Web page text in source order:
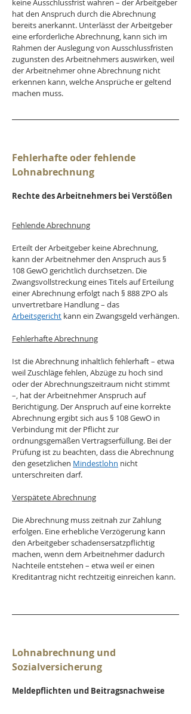
keine Ausschlussfrist wahren – der Arbeitgeber
hat den Anspruch durch die Abrechnung
bereits anerkannt. Unterlässt der Arbeitgeber
eine erforderliche Abrechnung, kann sich im
Rahmen der Auslegung von Ausschlussfristen
zugunsten des Arbeitnehmers auswirken, weil
der Arbeitnehmer ohne Abrechnung nicht
erkennen kann, welche Ansprüche er geltend
machen muss.
Fehlerhafte oder fehlende
Lohnabrechnung
Rechte des Arbeitnehmers bei Verstößen
Fehlende Abrechnung
Erteilt der Arbeitgeber keine Abrechnung,
kann der Arbeitnehmer den Anspruch aus §
108 GewO gerichtlich durchsetzen. Die
Zwangsvollstreckung eines Titels auf Erteilung
einer Abrechnung erfolgt nach § 888 ZPO als
unvertretbare Handlung – das
Arbeitsgericht kann ein Zwangsgeld verhängen.
Fehlerhafte Abrechnung
Ist die Abrechnung inhaltlich fehlerhaft – etwa
weil Zuschläge fehlen, Abzüge zu hoch sind
oder der Abrechnungszeitraum nicht stimmt
–, hat der Arbeitnehmer Anspruch auf
Berichtigung. Der Anspruch auf eine korrekte
Abrechnung ergibt sich aus § 108 GewO in
Verbindung mit der Pflicht zur
ordnungsgemäßen Vertragserfüllung. Bei der
Prüfung ist zu beachten, dass die Abrechnung
den gesetzlichen Mindestlohn nicht
unterschreiten darf.
Verspätete Abrechnung
Die Abrechnung muss zeitnah zur Zahlung
erfolgen. Eine erhebliche Verzögerung kann
den Arbeitgeber schadensersatzpflichtig
machen, wenn dem Arbeitnehmer dadurch
Nachteile entstehen – etwa weil er einen
Kreditantrag nicht rechtzeitig einreichen kann.
Lohnabrechnung und
Sozialversicherung
Meldepflichten und Beitragsnachweise